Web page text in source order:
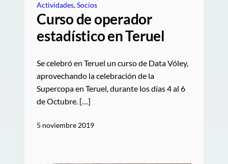
Actividades, Socios
Curso de operador
estadístico en Teruel
Se celebró en Teruel un curso de Data Vóley,
aprovechando la celebración de la
Supercopa en Teruel, durante los días 4 al 6
de Octubre. […]
5 noviembre 2019